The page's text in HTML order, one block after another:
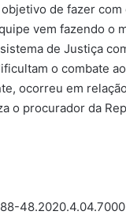
de fazer com
vem fazendo o
de Justiça
o combate
ocorreu em
o procurador da
48.2020.4.04.7000